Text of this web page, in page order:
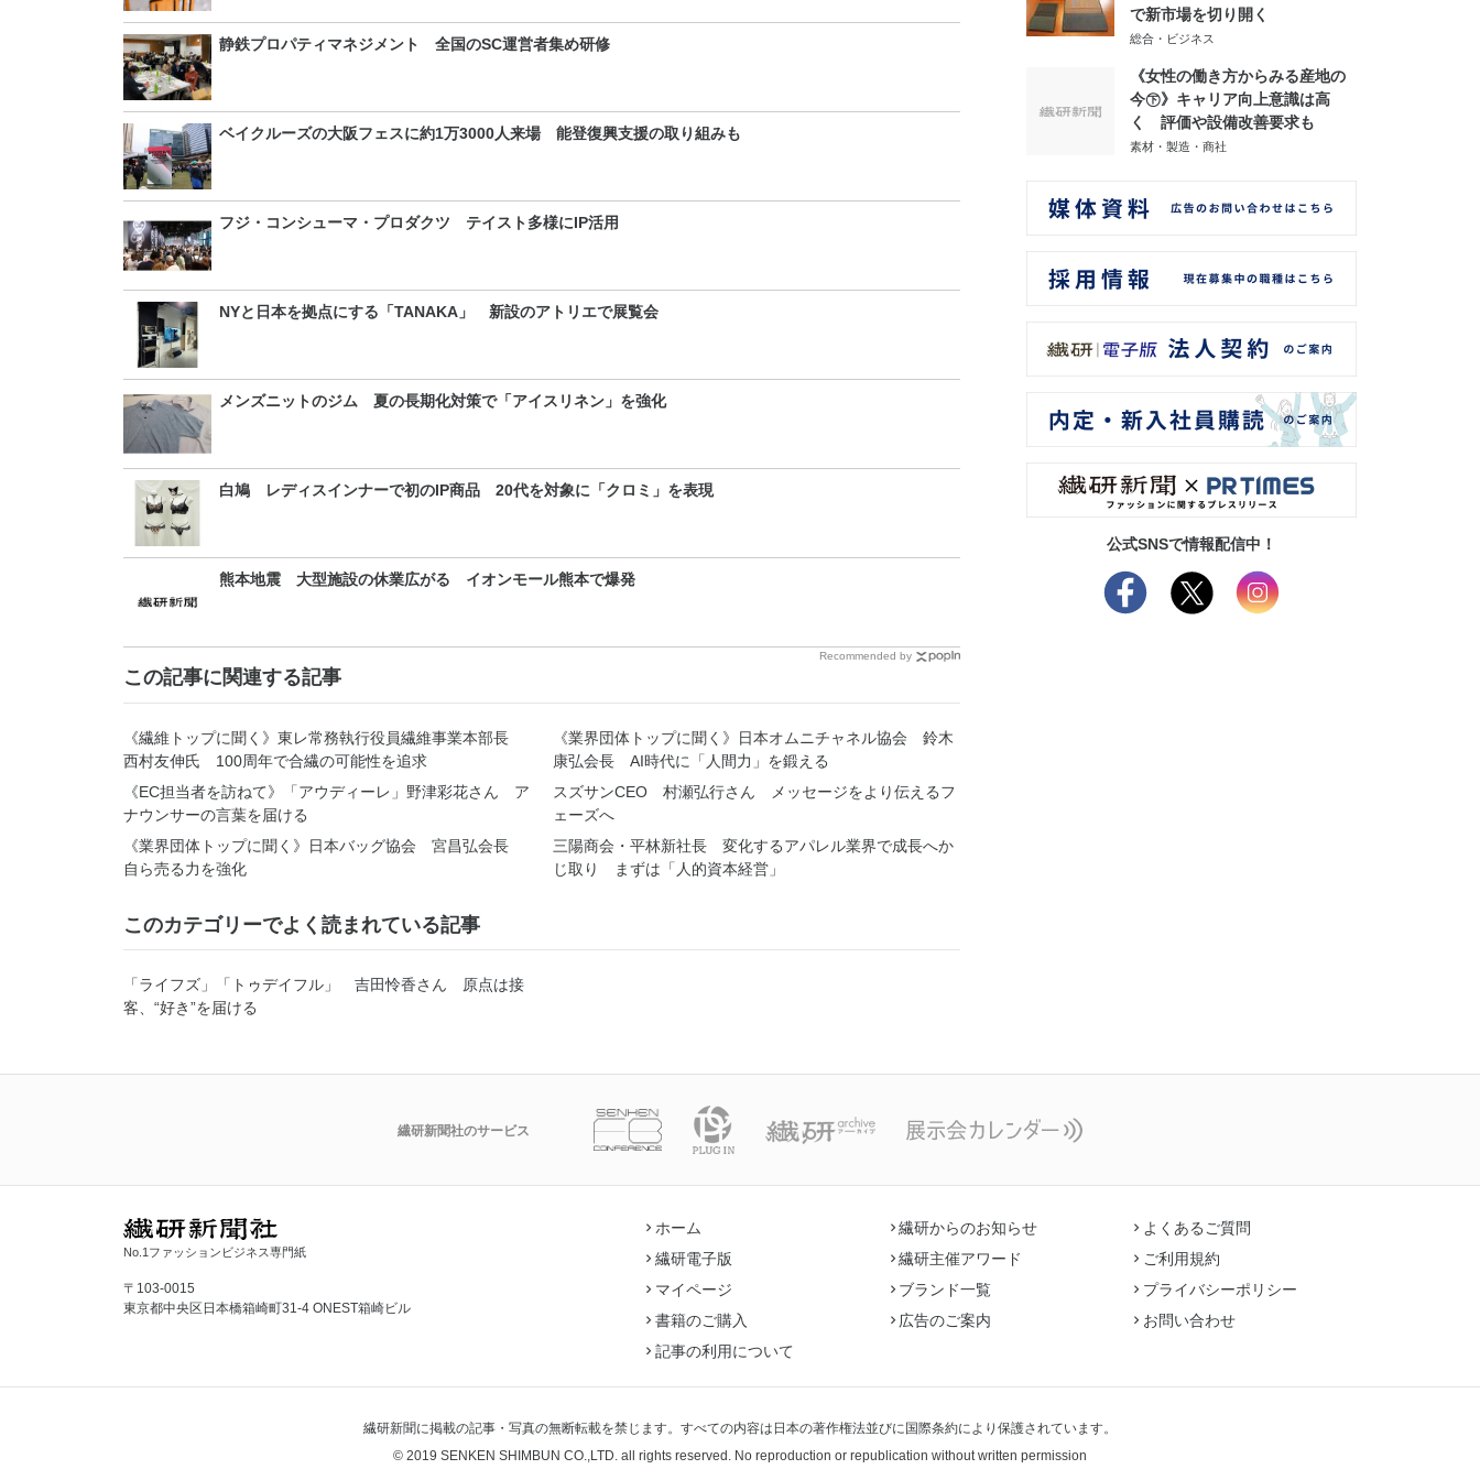
静鉄プロパティマネジメント 全国のSC運営者集め研修
ベイクルーズの大阪フェスに約1万3000人来場 能登復興支援の取り組みも
フジ・コンシューマ・プロダクツ テイスト多様にIP活用
NYと日本を拠点にする「TANAKA」 新設のアトリエで展覧会
メンズニットのジム 夏の長期化対策で「アイスリネン」を強化
白鳩 レディスインナーで初のIP商品 20代を対象に「クロミ」を表現
熊本地震 大型施設の休業広がる イオンモール熊本で爆発
Recommended by
この記事に関連する記事
《繊維トップに聞く》東レ常務執行役員繊維事業本部長
西村友伸氏 100周年で合繊の可能性を追求
《業界団体トップに聞く》日本オムニチャネル協会 鈴木
康弘会長 AI時代に「人間力」を鍛える
《EC担当者を訪ねて》「アウディーレ」野津彩花さん ア
ナウンサーの言葉を届ける
スズサンCEO 村瀬弘行さん メッセージをより伝えるフ
ェーズへ
《業界団体トップに聞く》日本バッグ協会 宮昌弘会長
自ら売る力を強化
三陽商会・平林新社長 変化するアパレル業界で成長へか
じ取り まずは「人的資本経営」
このカテゴリーでよく読まれている記事
「ライフズ」「トゥデイフル」 吉田怜香さん 原点は接
客、“好き”を届ける
で新市場を切り開く
総合・ビジネス
《女性の働き方からみる産地の
今㊦》キャリア向上意識は高
く 評価や設備改善要求も
素材・製造・商社
公式SNSで情報配信中！
繊研新聞社のサービス
No.1ファッションビジネス専門紙
〒103-0015
東京都中央区日本橋箱崎町31-4 ONEST箱崎ビル
ホーム
繊研電子版
マイページ
書籍のご購入
記事の利用について
繊研からのお知らせ
繊研主催アワード
ブランド一覧
広告のご案内
よくあるご質問
ご利用規約
プライバシーポリシー
お問い合わせ
繊研新聞に掲載の記事・写真の無断転載を禁じます。すべての内容は日本の著作権法並びに国際条約により保護されています。
© 2019 SENKEN SHIMBUN CO.,LTD. all rights reserved. No reproduction or republication without written permission